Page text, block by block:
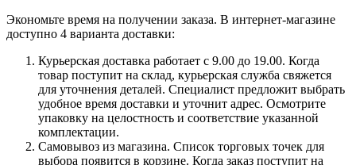
Экономьте время на получении заказа. В интернет-магазине
доступно 4 варианта доставки:
Курьерская доставка работает с 9.00 до 19.00. Когда
товар поступит на склад, курьерская служба свяжется
для уточнения деталей. Специалист предложит выбрать
удобное время доставки и уточнит адрес. Осмотрите
упаковку на целостность и соответствие указанной
комплектации.
Самовывоз из магазина. Список торговых точек для
выбора появится в корзине. Когда заказ поступит на